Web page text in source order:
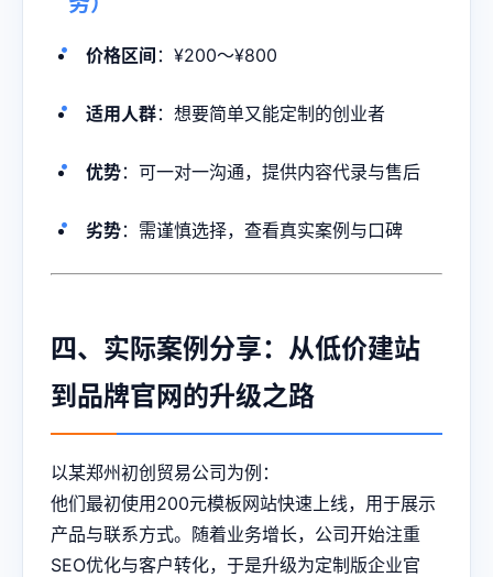
价格区间 ：¥200～¥800
适用人群：想要简单又能定制的创业者
优势：可一对一沟通，提供内容代录与售后
劣势：需谨慎选择，查看真实案例与口碑
四、实际案例分享：从低价建站
到品牌官网的升级之路
以某郑州初创贸易公司为例：
他们最初使用200元模板网站快速上线，用于展示
产品与联系方式。随着业务增长，公司开始注重
SEO优化与客户转化，于是升级为定制版企业官